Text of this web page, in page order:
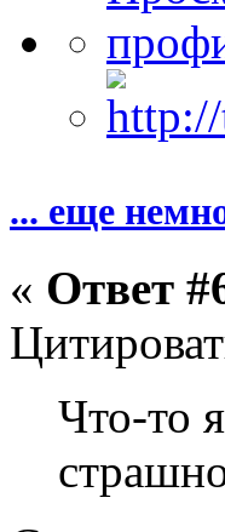
... еще
« Ответ
Что-то